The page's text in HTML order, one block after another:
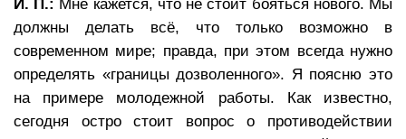
И. П.: Мне кажется, что не стоит бояться нового. Мы
должны делать всё, что только возможно в
современном мире; правда, при этом всегда нужно
определять «границы дозволенного». Я поясню это
на примере молодежной работы. Как известно,
сегодня остро стоит вопрос о противодействии